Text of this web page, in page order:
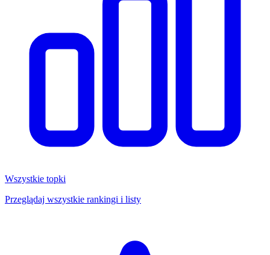
Wszystkie topki
Przeglądaj wszystkie rankingi i listy